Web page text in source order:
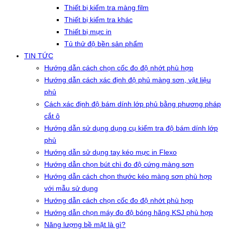
Thiết bị kiểm tra màng film
Thiết bị kiểm tra khác
Thiết bị mực in
Tủ thử độ bền sản phẩm
TIN TỨC
Hướng dẫn cách chọn cốc đo độ nhớt phù hợp
Hướng dẫn cách xác định độ phủ màng sơn, vật liệu
phủ
Cách xác định độ bám dính lớp phủ bằng phương pháp
cắt ô
Hướng dẫn sử dụng dụng cụ kiểm tra độ bám dính lớp
phủ
Hướng dẫn sử dụng tay kéo mực in Flexo
Hướng dẫn chọn bút chì đo độ cứng màng sơn
Hướng dẫn cách chọn thước kéo màng sơn phù hợp
với mẫu sử dụng
Hướng dẫn cách chọn cốc đo độ nhớt phù hợp
Hướng dẫn chọn máy đo độ bóng hãng KSJ phù hợp
Năng lượng bề mặt là gì?